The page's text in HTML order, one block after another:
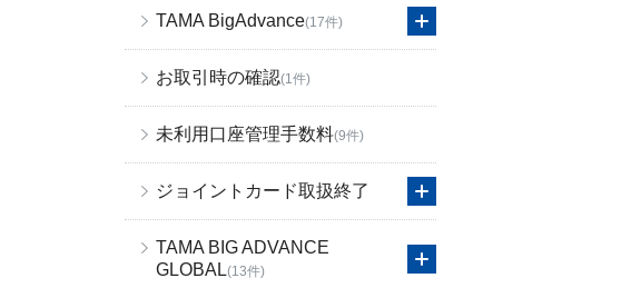
TAMA BigAdvance(17件)
お取引時の確認(1件)
未利用口座管理手数料(9件)
ジョイントカード取扱終了
TAMA BIG ADVANCE
GLOBAL(13件)